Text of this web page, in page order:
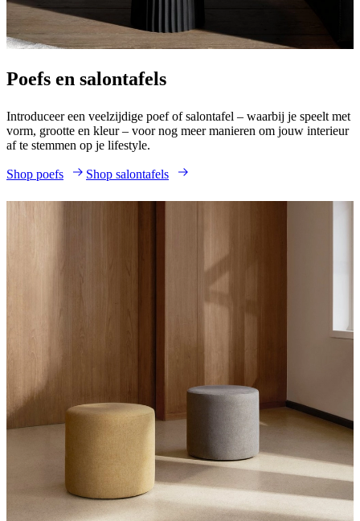
Poefs en salontafels
Introduceer een veelzijdige poef of salontafel – waarbij je speelt met
vorm, grootte en kleur – voor nog meer manieren om jouw interieur
af te stemmen op je lifestyle.
Shop poefs Shop salontafels